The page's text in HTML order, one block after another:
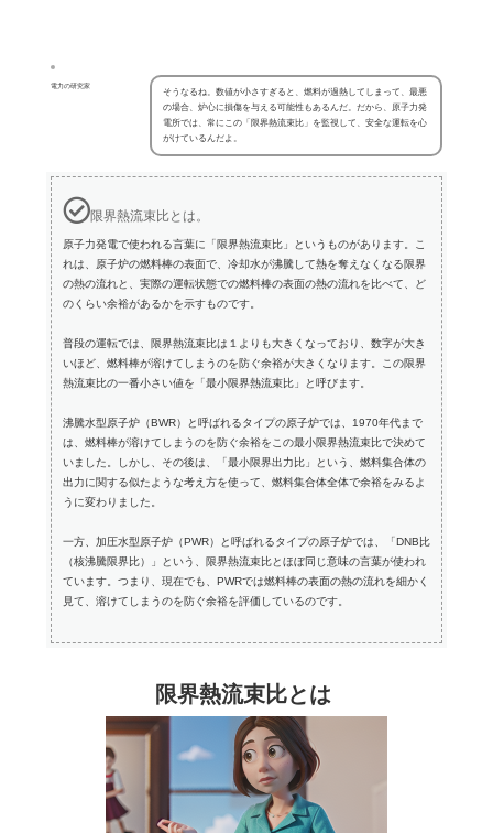
電力の研究家
そうなるね。数値が小さすぎると、燃料が過熱してしまって、最悪
の場合、炉心に損傷を与える可能性もあるんだ。だから、原子力発
電所では、常にこの「限界熱流束比」を監視して、安全な運転を心
がけているんだよ。
限界熱流束比とは。
原子力発電で使われる言葉に「限界熱流束比」というものがあります。こ
れは、原子炉の燃料棒の表面で、冷却水が沸騰して熱を奪えなくなる限界
の熱の流れと、実際の運転状態での燃料棒の表面の熱の流れを比べて、ど
のくらい余裕があるかを示すものです。
普段の運転では、限界熱流束比は１よりも大きくなっており、数字が大き
いほど、燃料棒が溶けてしまうのを防ぐ余裕が大きくなります。この限界
熱流束比の一番小さい値を「最小限界熱流束比」と呼びます。
沸騰水型原子炉（BWR）と呼ばれるタイプの原子炉では、1970年代まで
は、燃料棒が溶けてしまうのを防ぐ余裕をこの最小限界熱流束比で決めて
いました。しかし、その後は、「最小限界出力比」という、燃料集合体の
出力に関する似たような考え方を使って、燃料集合体全体で余裕をみるよ
うに変わりました。
一方、加圧水型原子炉（PWR）と呼ばれるタイプの原子炉では、「DNB比
（核沸騰限界比）」という、限界熱流束比とほぼ同じ意味の言葉が使われ
ています。つまり、現在でも、PWRでは燃料棒の表面の熱の流れを細かく
見て、溶けてしまうのを防ぐ余裕を評価しているのです。
限界熱流束比とは